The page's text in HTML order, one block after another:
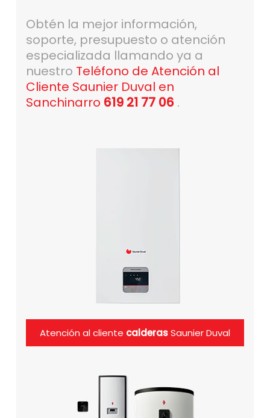
Obtén la mejor información,
soporte, presupuesto o atención
especializada llamando ya a
nuestro Teléfono de Atención al
Cliente Saunier Duval en
Sanchinarro 619 21 77 06 .
Atención al cliente calderasSaunier Duval